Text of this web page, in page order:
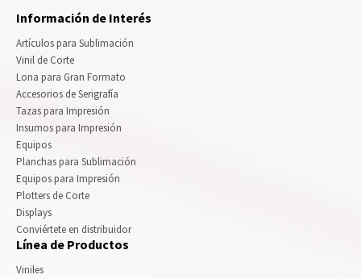
Información de Interés
Artículos para Sublimación
Vinil de Corte
Lona para Gran Formato
Accesorios de Serigrafía
Tazas para Impresión
Insumos para Impresión
Equipos
Planchas para Sublimación
Equipos para Impresión
Plotters de Corte
Displays
Conviértete en distribuidor
Línea de Productos
Viniles